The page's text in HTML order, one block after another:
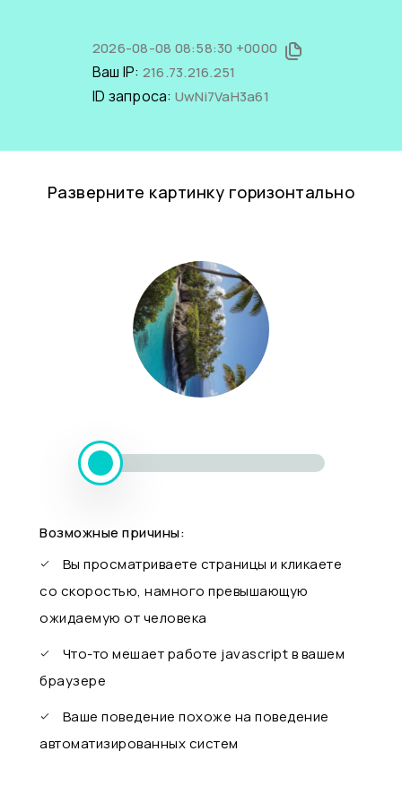
2026-08-08 08:58:30 +0000
Ваш IP: 216.73.216.251
ID запроса: UwNi7VaH3a61
Разверните картинку горизонтально
Возможные причины:
Вы просматриваете страницы и кликаете
со скоростью, намного превышающую
ожидаемую от человека
Что-то мешает работе javascript в вашем
браузере
Ваше поведение похоже на поведение
автоматизированных систем